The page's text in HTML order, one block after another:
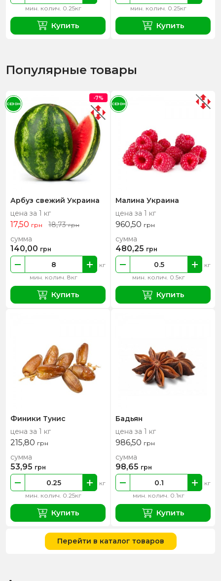
мин. колич. 0.25кг
Купить
мин. колич. 0.25кг
Купить
Популярные товары
Арбуз свежий Украина
цена за 1 кг
17,50 грн 18,73грн
мин. колич. 8кг
кг
сумма
140,00 грн
Купить
-7%
СЕЗОН
Малина Украина
цена за 1 кг
960,50 грн
мин. колич. 0.5кг
кг
сумма
480,25 грн
Купить
СЕЗОН
Финики Тунис
цена за 1 кг
215,80 грн
мин. колич. 0.25кг
кг
сумма
53,95 грн
Купить
Бадьян
цена за 1 кг
986,50 грн
мин. колич. 0.1кг
кг
сумма
98,65 грн
Купить
Перейти в каталог товаров